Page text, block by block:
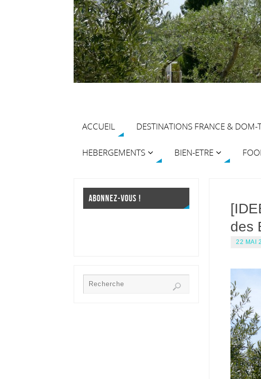
ACCUEIL DESTINATIONS FRANCE & DOM-
HEBERGEMENTS BIEN-ETRE
des
22 MAI
ABONNEZ-VOUS !